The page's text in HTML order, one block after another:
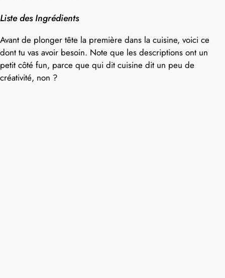
Liste des Ingrédients
Avant de plonger tête la première dans la cuisine, voici ce
dont tu vas avoir besoin. Note que les descriptions ont un
petit côté fun, parce que qui dit cuisine dit un peu de
créativité, non ?